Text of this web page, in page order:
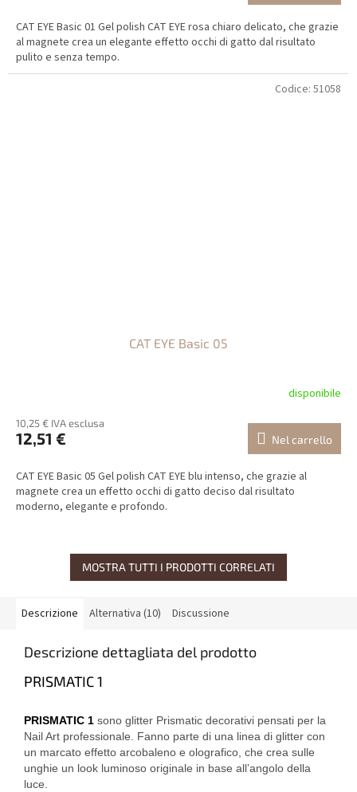
CAT EYE Basic 01 Gel polish CAT EYE rosa chiaro delicato, che grazie
al magnete crea un elegante effetto occhi di gatto dal risultato
pulito e senza tempo.
CAT EYE Basic 05
disponibile
10,25 € IVA esclusa
12,51 € Nel carrello
CAT EYE Basic 05 Gel polish CAT EYE blu intenso, che grazie al
magnete crea un effetto occhi di gatto deciso dal risultato
moderno, elegante e profondo.
Codice: 51058
MOSTRA TUTTI I PRODOTTI CORRELATI
Descrizione Alternativa (10) Discussione
Descrizione dettagliata del prodotto
PRISMATIC 1
PRISMATIC 1 sono glitter Prismatic decorativi pensati per la
Nail Art professionale. Fanno parte di una linea di glitter con
un marcato effetto arcobaleno e olografico, che crea sulle
unghie un look luminoso originale in base all’angolo della
luce.